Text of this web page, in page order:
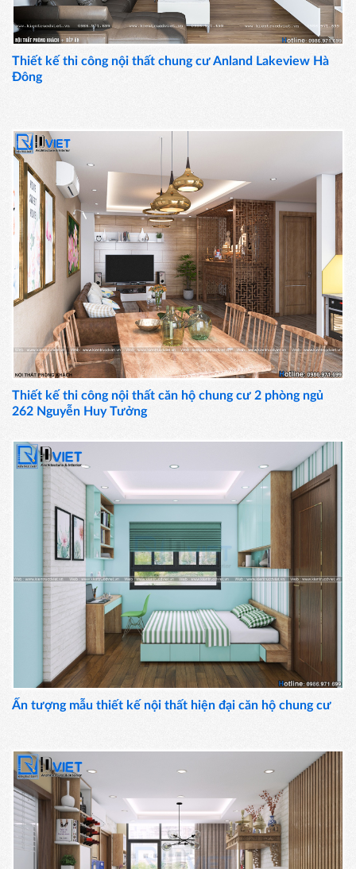
Thiết kế thi công nội thất chung cư Anland Lakeview Hà
Đông
Thiết kế thi công nội thất căn hộ chung cư 2 phòng ngủ
262 Nguyễn Huy Tưởng
Ấn tượng mẫu thiết kế nội thất hiện đại căn hộ chung cư